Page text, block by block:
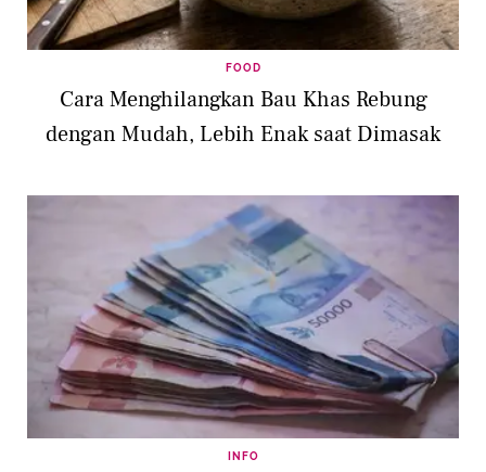
FOOD
Cara Menghilangkan Bau Khas Rebung
dengan Mudah, Lebih Enak saat Dimasak
INFO